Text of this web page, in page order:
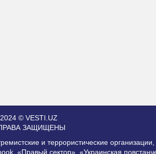
© VESTI.UZ
ЗАЩИЩЕНЫ
и террористические
«Правый сектор», «Украинская